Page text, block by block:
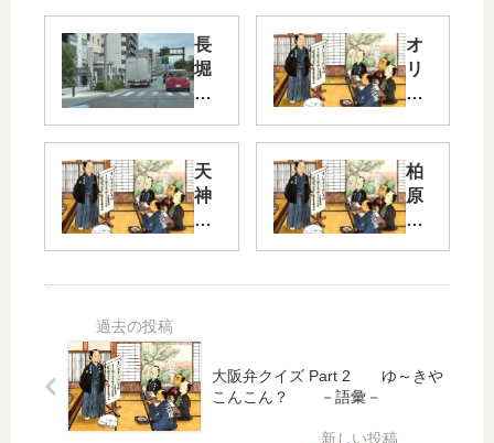
長
堀
通
第
１
楽
詰
◆
車
オ
リ
オ
株
式
会
社
コ
レ
天
神
さ
ま
し
ょ
う
柏
原
界
地
区
大阪弁クイズ Part 2 ゆ～きや
こんこん？ －語彙－